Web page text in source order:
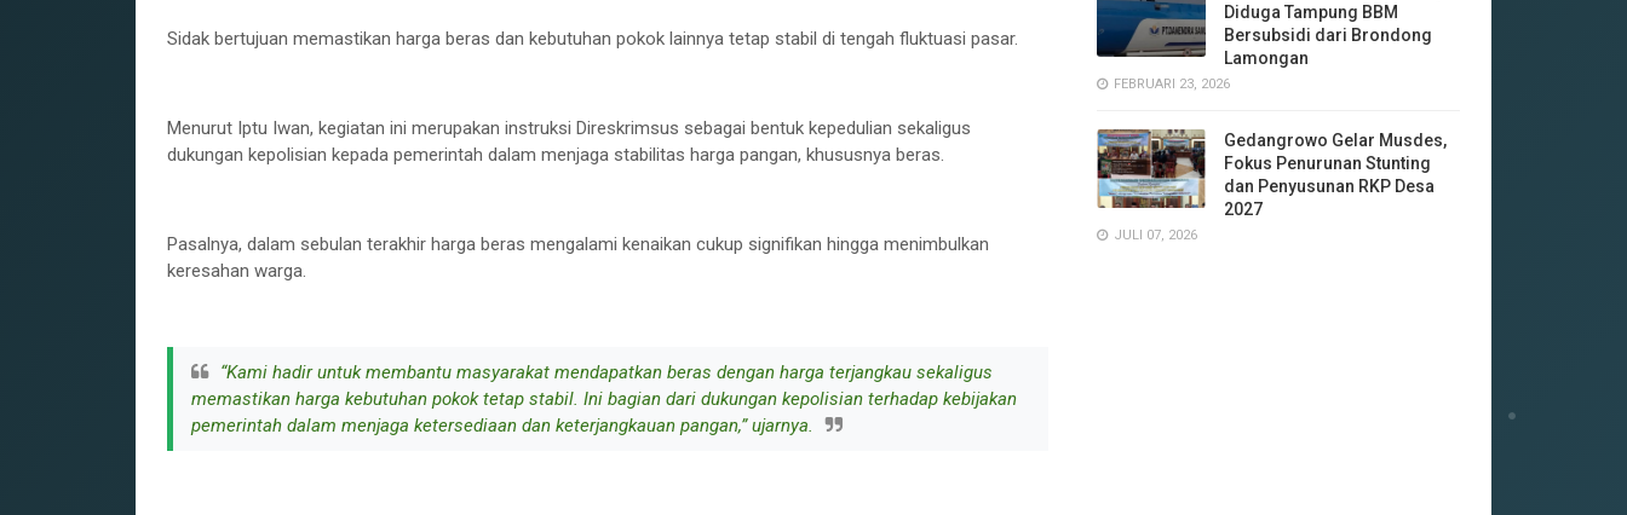
‎Sidak bertujuan memastikan harga beras dan kebutuhan pokok lainnya tetap stabil di tengah fluktuasi pasar.
‎Menurut Iptu Iwan, kegiatan ini merupakan instruksi Direskrimsus sebagai bentuk kepedulian sekaligus
dukungan kepolisian kepada pemerintah dalam menjaga stabilitas harga pangan, khususnya beras.
‎Pasalnya, dalam sebulan terakhir harga beras mengalami kenaikan cukup signifikan hingga menimbulkan
keresahan warga.
‎“Kami hadir untuk membantu masyarakat mendapatkan beras dengan harga terjangkau sekaligus
memastikan harga kebutuhan pokok tetap stabil. ‎Ini bagian dari dukungan kepolisian terhadap kebijakan
pemerintah dalam menjaga ketersediaan dan keterjangkauan pangan,” ujarnya.
Diduga Tampung BBM
Bersubsidi dari Brondong
Lamongan
FEBRUARI 23, 2026
Gedangrowo Gelar Musdes,
Fokus Penurunan Stunting
dan Penyusunan RKP Desa
2027
JULI 07, 2026